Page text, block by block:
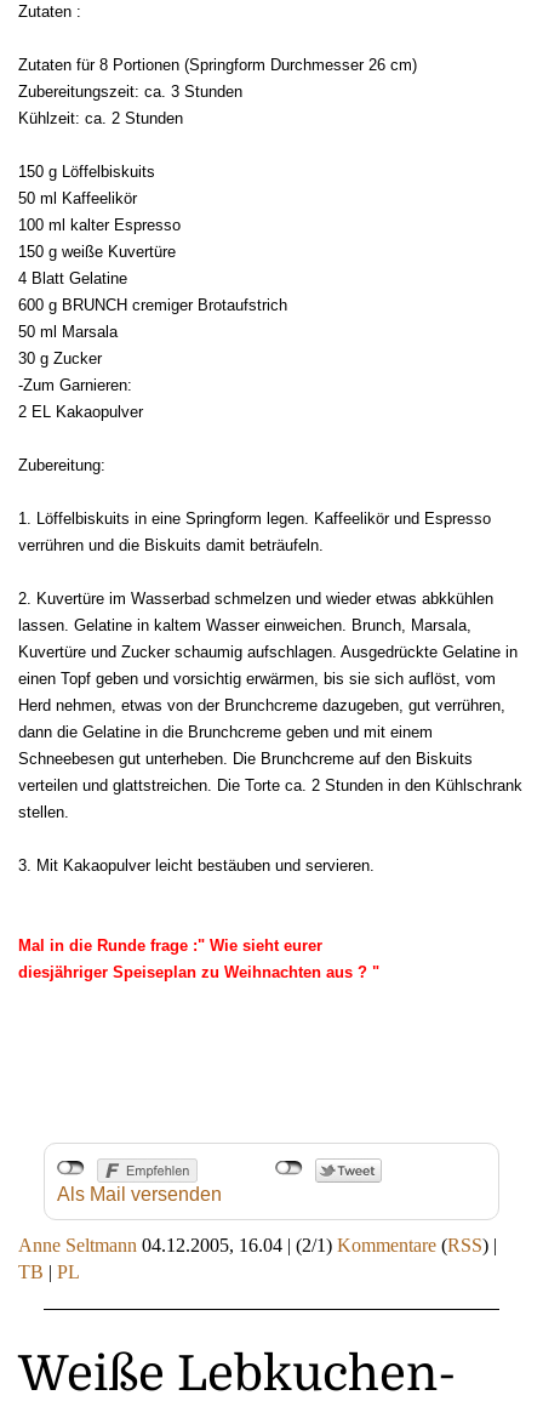
Zutaten :
Zutaten für 8 Portionen (Springform Durchmesser 26 cm)
Zubereitungszeit: ca. 3 Stunden
Kühlzeit: ca. 2 Stunden
150 g Löffelbiskuits
50 ml Kaffeelikör
100 ml kalter Espresso
150 g weiße Kuvertüre
4 Blatt Gelatine
600 g BRUNCH cremiger Brotaufstrich
50 ml Marsala
30 g Zucker
-Zum Garnieren:
2 EL Kakaopulver
Zubereitung:
1. Löffelbiskuits in eine Springform legen. Kaffeelikör und Espresso
verrühren und die Biskuits damit beträufeln.
2. Kuvertüre im Wasserbad schmelzen und wieder etwas abkkühlen
lassen. Gelatine in kaltem Wasser einweichen. Brunch, Marsala,
Kuvertüre und Zucker schaumig aufschlagen. Ausgedrückte Gelatine in
einen Topf geben und vorsichtig erwärmen, bis sie sich auflöst, vom
Herd nehmen, etwas von der Brunchcreme dazugeben, gut verrühren,
dann die Gelatine in die Brunchcreme geben und mit einem
Schneebesen gut unterheben. Die Brunchcreme auf den Biskuits
verteilen und glattstreichen. Die Torte ca. 2 Stunden in den Kühlschrank
stellen.
3. Mit Kakaopulver leicht bestäuben und servieren.
Mal in die Runde frage :" Wie sieht eurer
diesjähriger Speiseplan zu Weihnachten aus ? "
Als Mail versenden
Anne Seltmann 04.12.2005, 16.04 | (2/1) Kommentare (RSS) |
TB | PL
Weiße Lebkuchen-